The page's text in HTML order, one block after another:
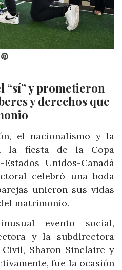
Pinterest
“sí” y prometieron
y derechos que
el nacionalismo y la
la fiesta de la Copa
Unidos-Canadá
celebró una boda
unieron sus vidas
matrimonio.
evento social,
y la subdirectora
Sharon Sinclaire y
fue la ocasión